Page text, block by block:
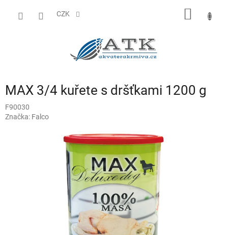
CZK
MAX 3/4 kuřete s dršťkami 1200 g
F90030
Značka: Falco